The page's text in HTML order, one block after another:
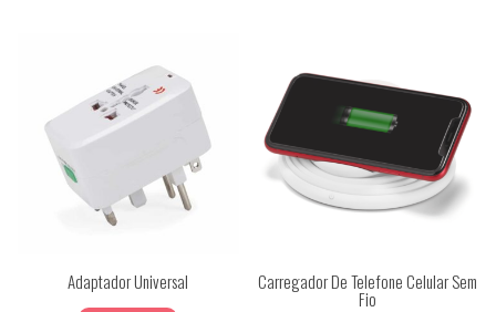
Adaptador Universal Carregador De Telefone Celular Sem
Fio